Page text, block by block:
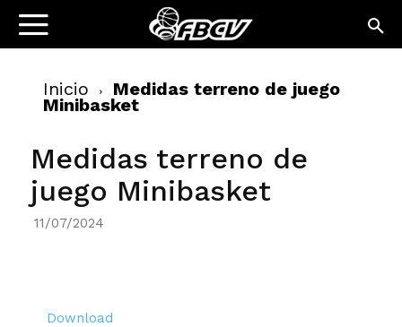
Inicio Medidas terreno de juego
Minibasket
Medidas terreno de
juego Minibasket
11/07/2024
Download